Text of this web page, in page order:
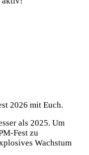
2026 mit Euch.
als 2025. Um
Fest zu
Wachstum